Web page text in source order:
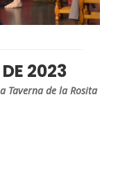
DE 2023
Taverna de la Rosita